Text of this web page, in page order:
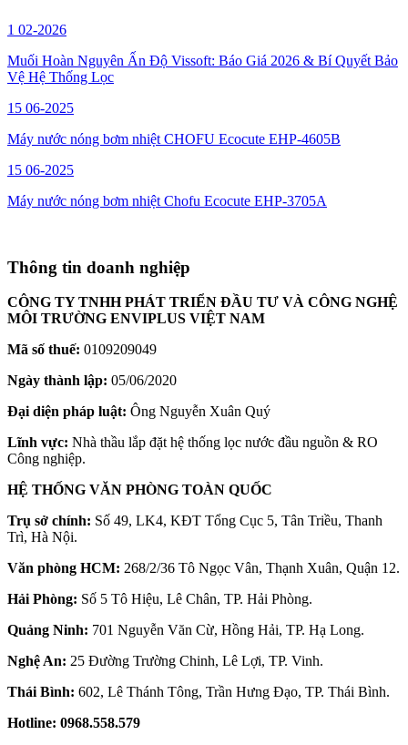
1 02-2026
Muối Hoàn Nguyên Ấn Độ Vissoft: Báo Giá 2026 & Bí Quyết Bảo
Vệ Hệ Thống Lọc
15 06-2025
Máy nước nóng bơm nhiệt CHOFU Ecocute EHP-4605B
15 06-2025
Máy nước nóng bơm nhiệt Chofu Ecocute EHP-3705A
Thông tin doanh nghiệp
CÔNG TY TNHH PHÁT TRIỂN ĐẦU TƯ VÀ CÔNG NGHỆ
MÔI TRƯỜNG ENVIPLUS VIỆT NAM
Mã số thuế: 0109209049
Ngày thành lập: 05/06/2020
Đại diện pháp luật: Ông Nguyễn Xuân Quý
Lĩnh vực: Nhà thầu lắp đặt hệ thống lọc nước đầu nguồn & RO
Công nghiệp.
HỆ THỐNG VĂN PHÒNG TOÀN QUỐC
Trụ sở chính: Số 49, LK4, KĐT Tổng Cục 5, Tân Triều, Thanh
Trì, Hà Nội.
Văn phòng HCM: 268/2/36 Tô Ngọc Vân, Thạnh Xuân, Quận 12.
Hải Phòng: Số 5 Tô Hiệu, Lê Chân, TP. Hải Phòng.
Quảng Ninh: 701 Nguyễn Văn Cừ, Hồng Hải, TP. Hạ Long.
Nghệ An: 25 Đường Trường Chinh, Lê Lợi, TP. Vinh.
Thái Bình: 602, Lê Thánh Tông, Trần Hưng Đạo, TP. Thái Bình.
Hotline: 0968.558.579